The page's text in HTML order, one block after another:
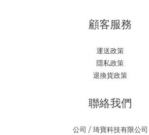
顧客服務
運送政策
隱私政策
退換貨政策
聯絡我們
公司 / 琦寶科技有限公司